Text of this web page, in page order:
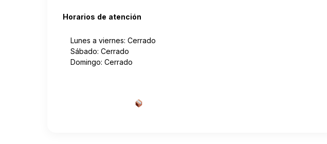
Horarios de atención
Lunes a viernes: Cerrado
Sábado: Cerrado
Domingo: Cerrado